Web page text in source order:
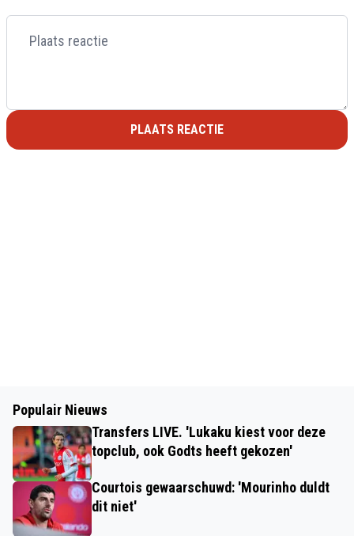
PLAATS REACTIE
Populair Nieuws
Transfers LIVE. 'Lukaku kiest voor deze
topclub, ook Godts heeft gekozen'
Courtois gewaarschuwd: 'Mourinho duldt
dit niet'